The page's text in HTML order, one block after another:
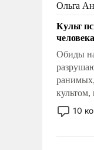
Ольга
Культ
Обиды
культом,
отменяя
на себя
10